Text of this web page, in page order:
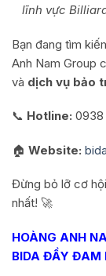
lĩnh vực
Bạn đang tìm
Anh Nam Group
và dịch vụ bảo
📞 Hotline: 0938
🏠 Website:
Đừng bỏ lỡ cơ
nhất! 🚀
HOÀNG ANH
BIDA ĐẦY ĐAM